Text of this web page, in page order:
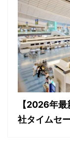
【2026年
社タイムセ